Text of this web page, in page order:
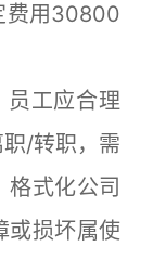
费用30800
工应合理
/转职，需
格式化公司
或损坏属使